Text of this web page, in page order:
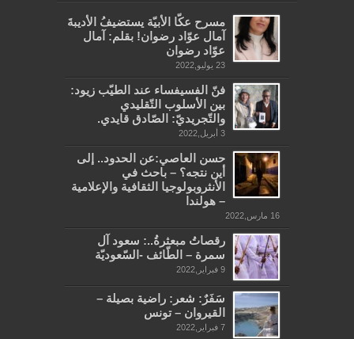
مسرح عكّا الأبيّة يستضيفُ الأديبةَ
آمال عوّاد رضوان! بقلم: آمال
عوّاد رضوان
23 يوليو,2022
فنّ الفسيفساء عند الطيّب زيود:
بين الأسلوب التّقليدي
والتّجريديّ: الصّادق قايدي.
3 أبريل,2022
حسن العاصي:عن الحدود.. إلى
أين نتجه؟ – باحث في
الأنثروبولوجيا الثقافية والإعلامية
– هولندا
16 مارس,2022
رقصاتُ مبعثرةُ..: سعود آل
سمرة – الطّائف -السّعوديّة
9 فبراير,2022
سَفَرٌ: شعر: راضية بصيلة –
القيروان – تونس
7 فبراير,2022